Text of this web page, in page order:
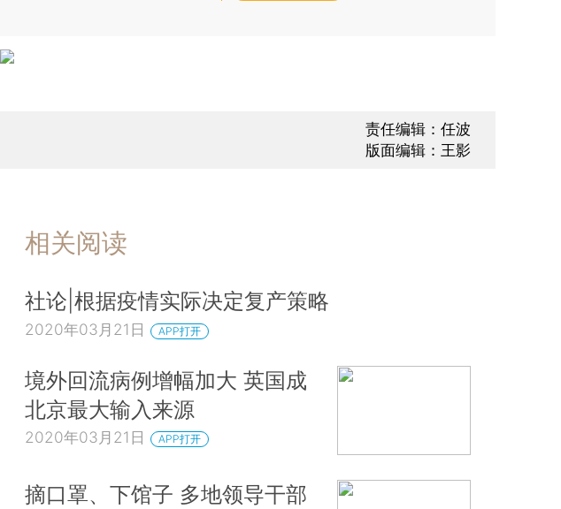
责任编辑：任波
版面编辑：王影
相关阅读
社论|根据疫情实际决定复产策略
2020年03月21日 APP打开
境外回流病例增幅加大 英国成
北京最大输入来源
2020年03月21日 APP打开
摘口罩、下馆子 多地领导干部